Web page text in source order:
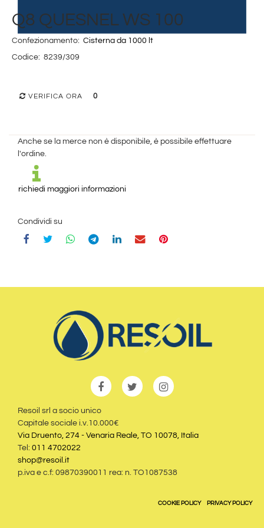
Q8 QUESNEL WS 100
Confezionamento: Cisterna da 1000 lt
Codice: 8239/309
VERIFICA ORA 0
Anche se la merce non è disponibile, è possibile effettuare
l'ordine.
richiedi maggiori informazioni
Condividi su
Resoil srl a socio unico
Capitale sociale i.v.10.000€
Via Druento, 274 - Venaria Reale, TO 10078, Italia
Tel: 011 4702022
shop@resoil.it
p.iva e c.f: 09870390011 rea: n. TO1087538
COOKIE POLICY PRIVACY POLICY